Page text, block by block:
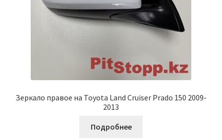
Зеркало правое на Toyota Land Cruiser Prado 150 2009-
2013
Подробнее